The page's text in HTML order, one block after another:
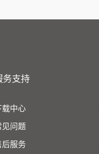
务支持
载中心
见问题
后服务